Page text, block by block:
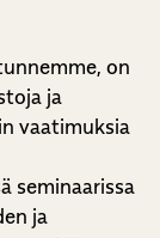
on
ja
vaatimuksia
seminaarissa
ja